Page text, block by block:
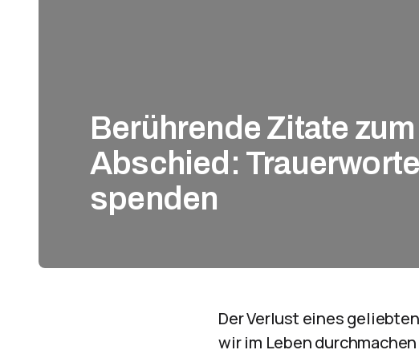
Berührende Zitate zum
Abschied:
spenden
Der Verlust eines
wir im Leben